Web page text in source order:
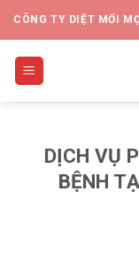
CÔNG TY DIỆT MỐI
DỊCH VỤ
BỆNH